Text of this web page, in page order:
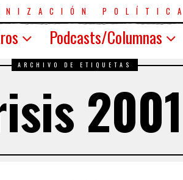
POLÍTICA
Podcasts/Columnas
ARCHIVO DE ETIQUETAS
2001